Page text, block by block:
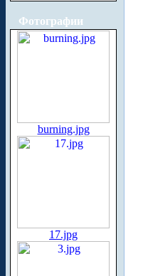
Фотографии
burning.jpg
17.jpg